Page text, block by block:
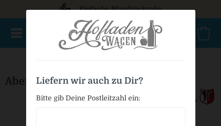
Einfache Pfandrückgabe
Abenstaler Mineralwasser naturell
Liefern wir auch zu Dir?
Bitte gib Deine Postleitzahl ein: